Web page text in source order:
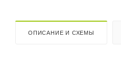
ОПИСАНИЕ И СХЕМЫ